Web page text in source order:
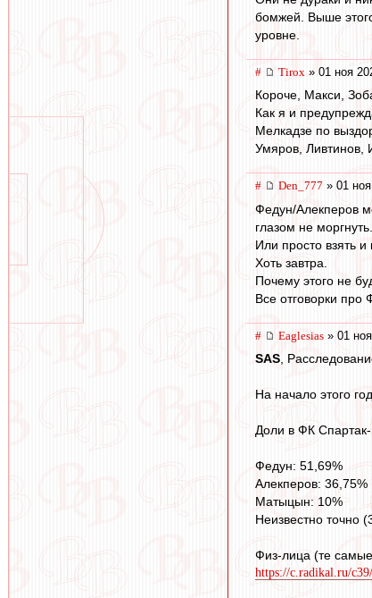
бомжей. Выше
уровне.
# Tirox » 01 ноя
Короче, Макси,
Как я и
Мелкадзе по
Умяров, Ливтинов,
# Den_777 » 01
Федун/Алекперов
глазом не моргнуть.
Или просто взять
Хоть завтра.
Почему этого не
Все отговорки
# Eaglesias » 01
SAS,
На начало этого
Доли в ФК
Федун: 51,69%
Алекперов: 36,75%
Матыцын: 10%
Неизвестно точно
Физ-лица (те
https://c.radikal.ru/